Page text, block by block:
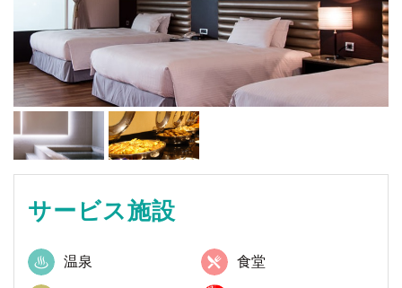
サービス施設
温泉 食堂